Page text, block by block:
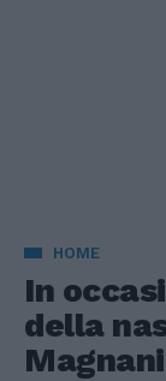
HOME
In
della